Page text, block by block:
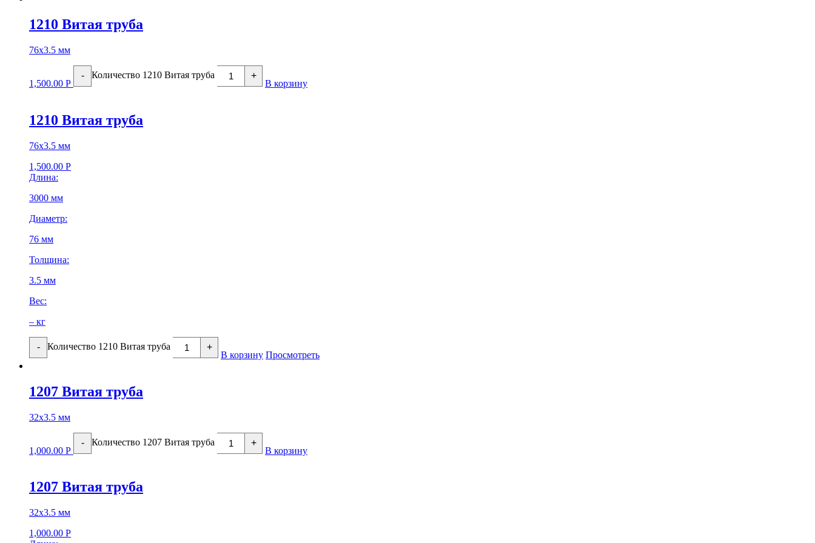
1210 Витая труба
76х3.5 мм
1,500.00 Р
- Количество 1210 Витая труба +
В корзину
1210 Витая труба
76х3.5 мм
1,500.00 Р
Длина:
3000 мм
Диаметр:
76 мм
Толщина:
3.5 мм
Вес:
– кг
- Количество 1210 Витая труба +
В корзину Просмотреть
1207 Витая труба
32х3.5 мм
1,000.00 Р
- Количество 1207 Витая труба +
В корзину
1207 Витая труба
32х3.5 мм
1,000.00 Р